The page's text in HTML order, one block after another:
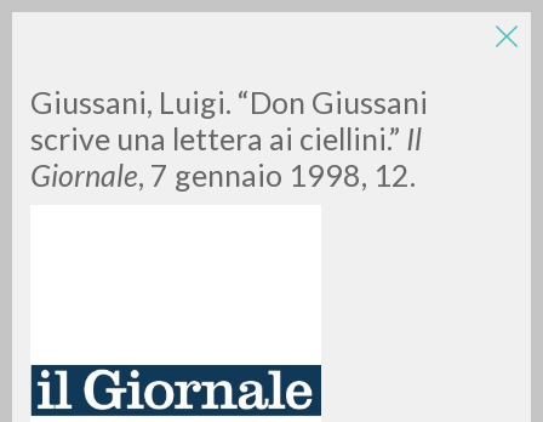
Giussani, Luigi. “Don Giussani
scrive una lettera ai ciellini.” Il
Giornale, 7 gennaio 1998, 12.
LUIGI
GIUSSANI